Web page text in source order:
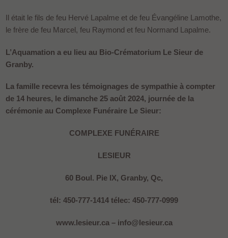
Il était le fils de feu Hervé Lapalme et de feu Évangéline Lamothe,
le frère de feu Marcel, feu Raymond et feu Normand Lapalme.
L’Aquamation a eu lieu au Bio-Crématorium Le Sieur de
Granby.
La famille recevra les témoignages de sympathie à compter
de 14 heures, le dimanche 25 août 2024, journée de la
cérémonie au Complexe Funéraire Le Sieur:
COMPLEXE FUNÉRAIRE
LESIEUR
60 Boul. Pie IX, Granby, Qc,
tél: 450-777-1414 télec: 450-777-0999
www.lesieur.ca – info@lesieur.ca